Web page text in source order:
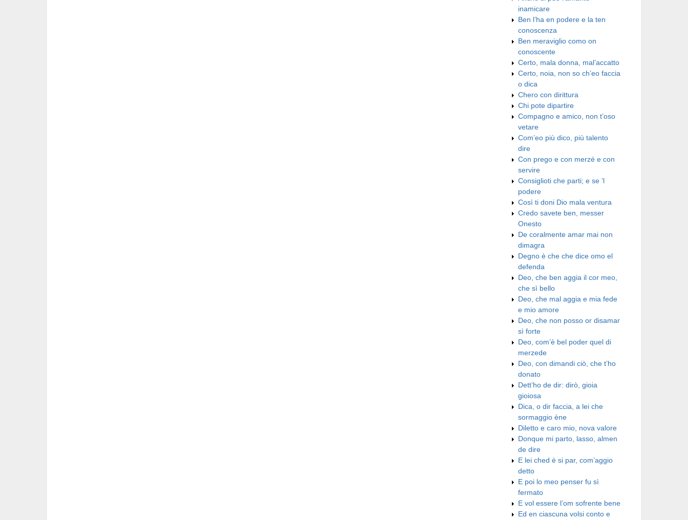
inamicare
Ben l’ha en podere e la ten
conoscenza
Ben meraviglio como on
conoscente
Certo, mala donna, mal’accatto
Certo, noia, non so ch’eo faccia
o dica
Chero con dirittura
Chi pote dipartire
Compagno e amico, non t’oso
vetare
Com’eo più dico, più talento
dire
Con prego e con merzé e con
servire
Consiglioti che parti; e se ’l
podere
Così ti doni Dio mala ventura
Credo savete ben, messer
Onesto
De coralmente amar mai non
dimagra
Degno è che che dice omo el
defenda
Deo, che ben aggia il cor meo,
che sì bello
Deo, che mal aggia e mia fede
e mio amore
Deo, che non posso or disamar
sì forte
Deo, com’è bel poder quel di
merzede
Deo, con dimandi ciò, che t’ho
donato
Dett’ho de dir: dirò, gioia
gioiosa
Dica, o dir faccia, a lei che
sormaggio ène
Diletto e caro mio, nova valore
Donque mi parto, lasso, almen
de dire
E lei ched è si par, com’aggio
detto
E poi lo meo penser fu sì
fermato
E vol essere l’om sofrente bene
Ed en ciascuna volsi conto e